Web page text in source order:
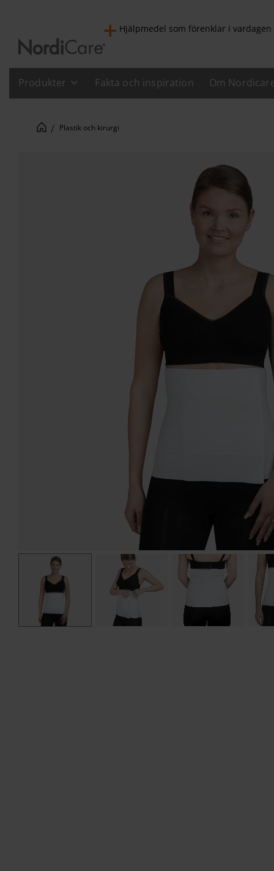
Hjälpmedel som förenklar i vardagen
Produkter Fakta och inspiration Om
Plastik och kirurgi